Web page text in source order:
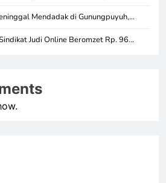
Mendadak di Gunungpuyuh,…
Judi Online Beromzet Rp. 96…